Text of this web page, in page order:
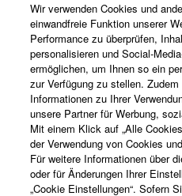
Über Yamaha
Deutschland - German
Business
Wir verwenden Cookies und
einwandfreie Funktion unserer
Performance zu überprüfen,
personalisieren und Social-
ermöglichen, um Ihnen so ein
zur Verfügung zu stellen.
Informationen zu Ihrer
unsere Partner für Werbung,
Mit einem Klick auf „Alle
der Verwendung von Cookies
Für weitere Informationen über
oder für Änderungen Ihrer
„Cookie Einstellungen“. Sofern